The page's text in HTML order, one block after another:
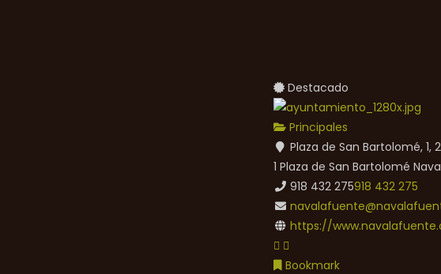
Destacado
Principales
Plaza de San Bartolomé, 1,
1 Plaza de San Bartolomé
918 432 275918 432 275
https://
Bookmark